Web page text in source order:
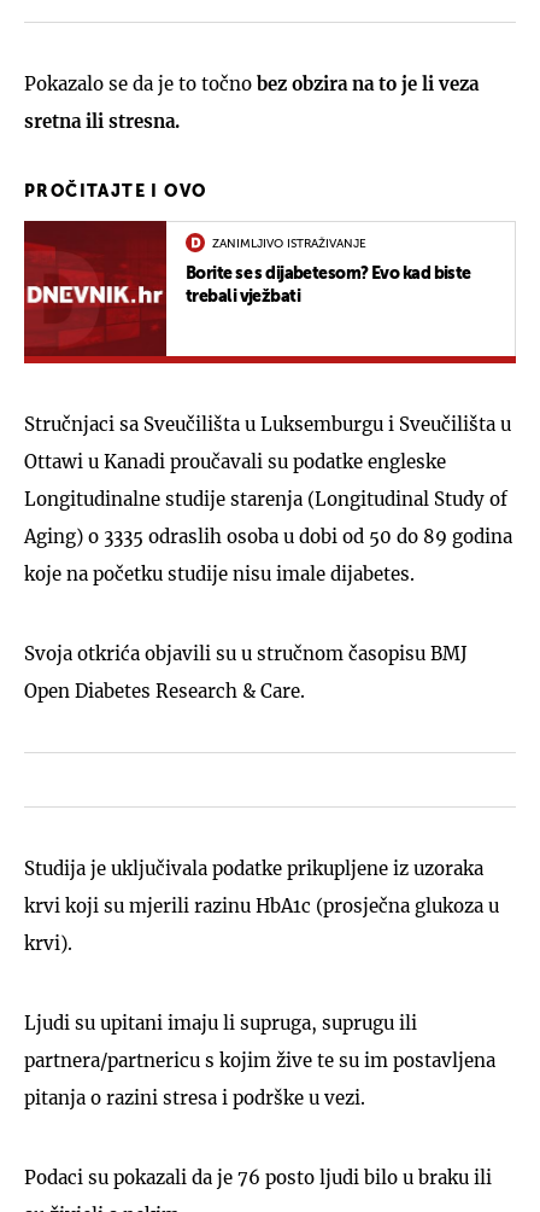
Pokazalo se da je to točno bez obzira na to je li veza
sretna ili stresna.
PROČITAJTE I OVO
ZANIMLJIVO ISTRAŽIVANJE
Borite se s dijabetesom? Evo kad biste
trebali vježbati
Stručnjaci sa Sveučilišta u Luksemburgu i Sveučilišta u
Ottawi u Kanadi proučavali su podatke engleske
Longitudinalne studije starenja (Longitudinal Study of
Aging) o 3335 odraslih osoba u dobi od 50 do 89 godina
koje na početku studije nisu imale dijabetes.
Svoja otkrića objavili su u stručnom časopisu BMJ
Open Diabetes Research & Care.
Studija je uključivala podatke prikupljene iz uzoraka
krvi koji su mjerili razinu HbA1c (prosječna glukoza u
krvi).
Ljudi su upitani imaju li supruga, suprugu ili
partnera/partnericu s kojim žive te su im postavljena
pitanja o razini stresa i podrške u vezi.
Podaci su pokazali da je 76 posto ljudi bilo u braku ili